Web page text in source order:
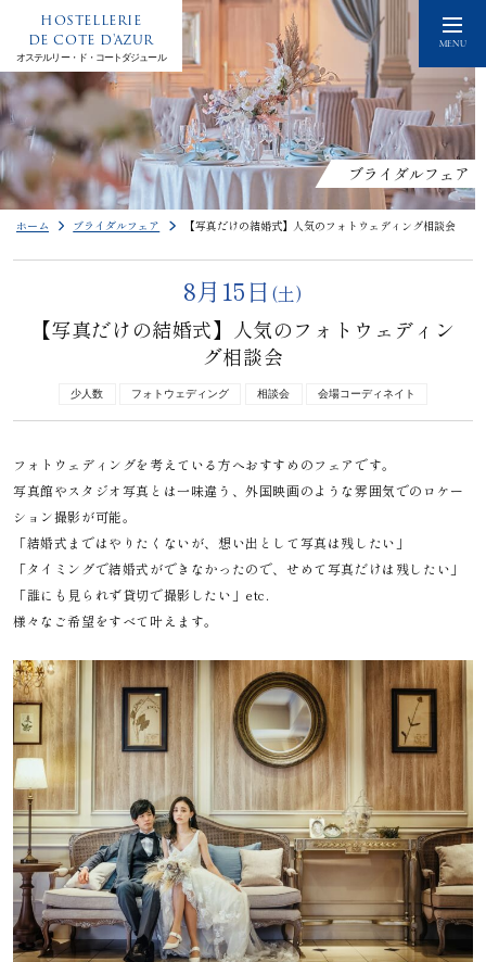
MENU
HOSTELLERIE
DE COTE D'AZUR
オステルリー・ド・コートダジュール
ブライダルフェア
ホーム ブライダルフェア 【写真だけの結婚式】人気のフォトウェディング相談会
8月15日 (土)
【写真だけの結婚式】人気のフォトウェディン
グ相談会
少人数 フォトウェディング 相談会 会場コーディネイト
フォトウェディングを考えている方へおすすめのフェアです。
写真館やスタジオ写真とは一味違う、外国映画のような雰囲気でのロケー
ション撮影が可能。
「結婚式まではやりたくないが、想い出として写真は残したい」
「タイミングで結婚式ができなかったので、せめて写真だけは残したい」
「誰にも見られず貸切で撮影したい」etc.
様々なご希望をすべて叶えます。